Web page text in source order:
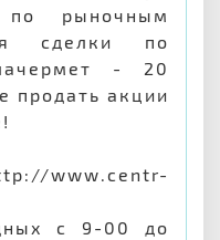
по рыночным
сделки по
- 20
продать акции
с 9-00 до